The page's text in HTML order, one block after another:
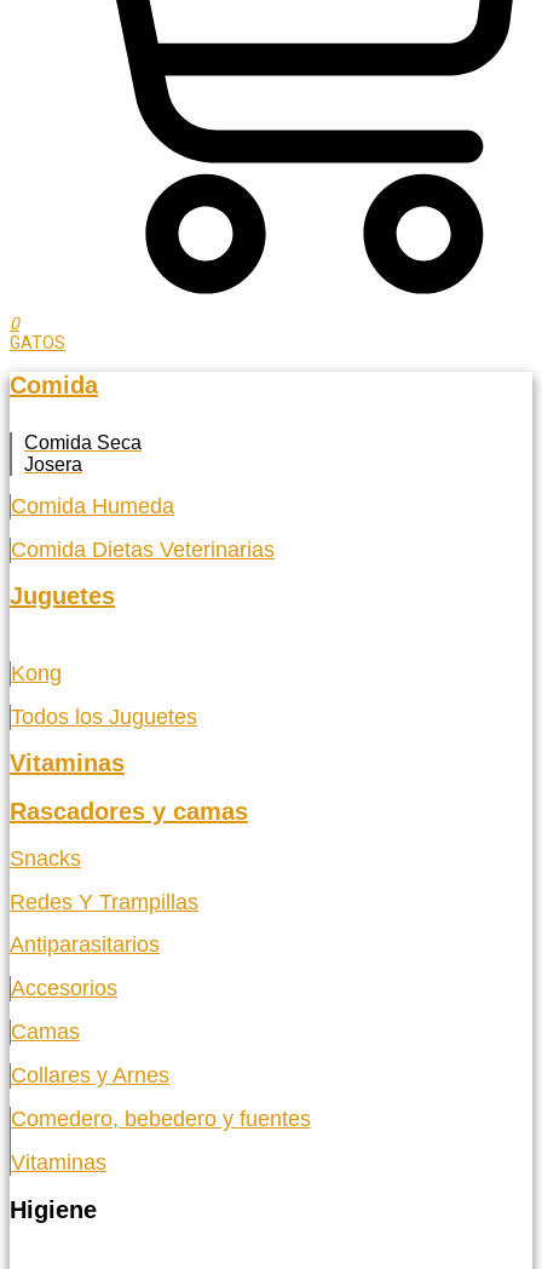
0
GATOS
Comida
Comida Seca
Josera
Comida Humeda
Comida Dietas Veterinarias
Juguetes
Kong
Todos los Juguetes
Vitaminas
Rascadores y camas
Snacks
Redes Y Trampillas
Antiparasitarios
Accesorios
Camas
Collares y Arnes
Comedero, bebedero y fuentes
Vitaminas
Higiene